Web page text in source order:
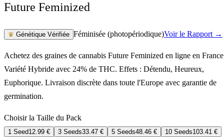
Future Feminized
♛ Génétique Vérifiée Féminisée (photopériodique)Voir le Rapport →
Achetez des graines de cannabis Future Feminized en ligne en
Variété Hybride avec 24% de THC. Effets : Détendu, Heureux,
Euphorique. Livraison discrète dans toute l'Europe avec garantie de
germination.
Choisir la Taille du Pack
1 Seed12.99 € 3 Seeds33.47 € 5 Seeds48.46 € 10 Seeds103.41 €